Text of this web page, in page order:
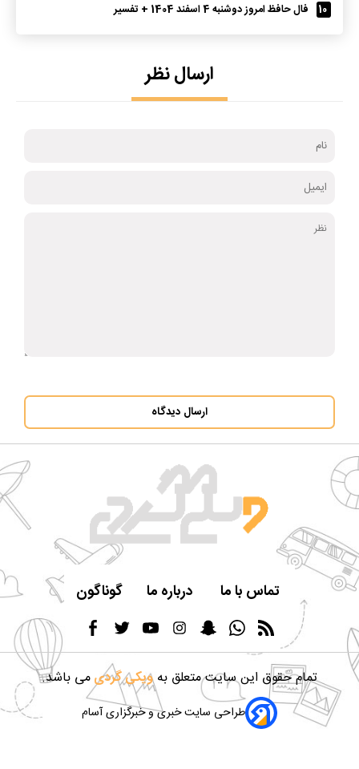
10
فال حافظ امروز دوشنبه 4 اسفند 1404 + تفسیر
ارسال نظر
ارسال دیدگاه
تماس با ما درباره ما گوناگون
تمام حقوق این سایت متعلق بهویکی گردیمی باشد.
طراحی سایت خبری و خبرگزاری آسام